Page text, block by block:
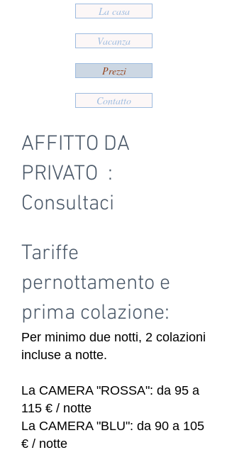
La casa
Vacanza
Prezzi
Contatto
AFFITTO DA
PRIVATO :
Consultaci
Tariffe
pernottamento e
prima colazione:
Per minimo due notti, 2 colazioni
incluse a notte.
La CAMERA "ROSSA": da 95 a
115 € / notte
La CAMERA "BLU": da 90 a 105
€ / notte